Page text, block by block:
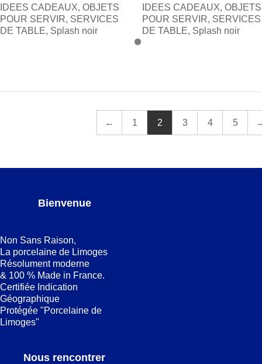
AJOUTER AU PANIER
IDEES CADEAUX, OBJETS
POUR SERVIR, SERVICES
DE TABLE, Splash noir
AJOUTER AU PANIER
IDEES CADEAUX,OBJETS
POUR SERVIR, SERVICES
DE TABLE, Splash noir
← 1 2 3 4 5
Bienvenue
Non Sans Raison,
La porcelaine de Limoges
Résolument moderne
& 100 % Made in France.
Certifiée Indication
Géographique
Protégée "Porcelaine de
Limoges"
Nous rencontrer